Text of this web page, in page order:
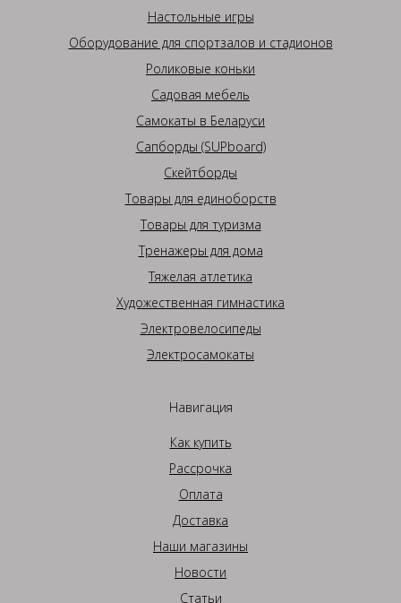
Настольные игры
Оборудование для спортзалов и стадионов
Роликовые коньки
Садовая мебель
Самокаты в Беларуси
Сапборды (SUPboard)
Скейтборды
Товары для единоборств
Товары для туризма
Тренажеры для дома
Тяжелая атлетика
Художественная гимнастика
Электровелосипеды
Электросамокаты
Навигация
Как купить
Рассрочка
Оплата
Доставка
Наши магазины
Новости
Статьи